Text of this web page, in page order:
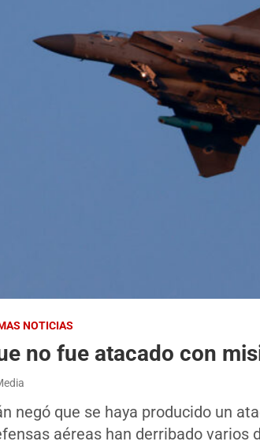
NOTICIAS
no fue atacado con
negó que se haya producido un
aéreas han derribado varios